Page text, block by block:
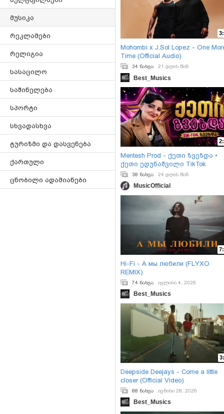
მუსიკა
რეკლამები
რელიგია
სასაცილო
საშინელება
სპორტი
სხვადასხვა
ტურიზმი და დასვენება
ქართული
ცნობილი ადამიანები
Mohombi x J.Sol Lopez - One
Time (Official Audio)
34 ნახვა 21 დღის წინ
Best_Musics
Mentesh Prod - ქეთი ზვეზდა •
ქეთი ედუნაშვილი TikTok
38 ნახვა 24 დღის წინ
MusicOfficial
Hi-Fi - А мы любили (FLYXO
REMIX)
74 ნახვა ივლისი 4, 2026
Best_Musics
Deepside Deejays - Come a little
closer (Official Video)
88 ნახვა ივნისი 28, 2026
Best_Musics